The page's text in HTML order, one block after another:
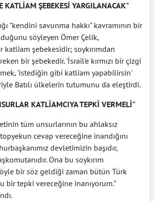
KATLİAM ŞEBEKESİ YARGILANACAK"
"kendini savunma hakkı" kavramının bir
söyleyen Ömer Çelik,
katliam şebekesidir; soykırımdan
bir şebekedir. 'İsrail'e kırmızı bir çizgi
'istediğin gibi katliam yapabilirsin'
Batılı ülkelerin tutumunu da eleştirdi.
KATLİAMCIYA TEPKİ VERMELİ"
tüm unsurlarının bu ahlaksız
cevap vereceğine inandığını
devletimizin başıdır,
Ona bu soykırım
bir söz geldiği zaman bütün Türk
bir tepki vereceğine inanıyorum."